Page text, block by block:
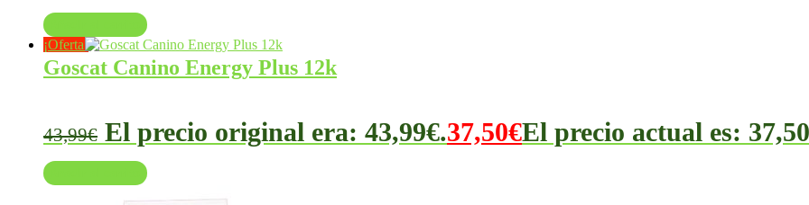
¡Oferta!
Goscat Canino Energy Plus 12k
43,99€ El precio original era: 43,99€.37,50€El precio actual es: